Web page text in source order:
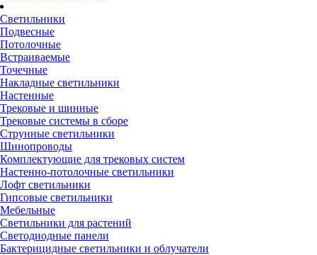
Светильники
Подвесные
Потолочные
Встраиваемые
Точечные
Накладные светильники
Настенные
Трековые и шинные
Трековые системы в сборе
Струнные светильники
Шинопроводы
Комплектующие для трековых систем
Настенно-потолочные светильники
Лофт светильники
Гипсовые светильники
Мебельные
Светильники для растений
Светодиодные панели
Бактерицидные светильники и облучатели